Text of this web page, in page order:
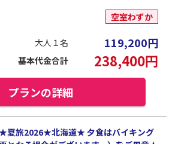
空室わずか
大人１名 119,200円
基本代金合計 238,400円
プランの詳細
夏旅2026★北海道★ 夕食はバイキング